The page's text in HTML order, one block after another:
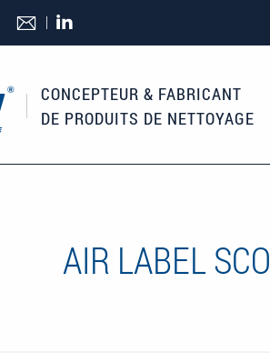
CONCEPTEUR & FABRICANT
DE PRODUITS DE NETTOYAGE
AIR LABEL